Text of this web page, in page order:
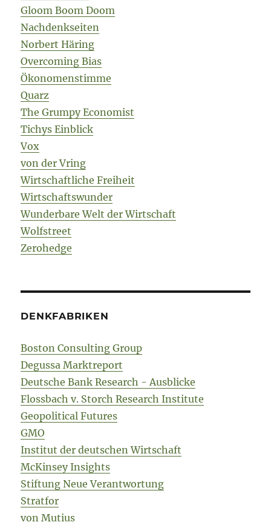
Gloom Boom Doom
Nachdenkseiten
Norbert Häring
Overcoming Bias
Ökonomenstimme
Quarz
The Grumpy Economist
Tichys Einblick
Vox
von der Vring
Wirtschaftliche Freiheit
Wirtschaftswunder
Wunderbare Welt der Wirtschaft
Wolfstreet
Zerohedge
DENKFABRIKEN
Boston Consulting Group
Degussa Marktreport
Deutsche Bank Research - Ausblicke
Flossbach v. Storch Research Institute
Geopolitical Futures
GMO
Institut der deutschen Wirtschaft
McKinsey Insights
Stiftung Neue Verantwortung
Stratfor
von Mutius